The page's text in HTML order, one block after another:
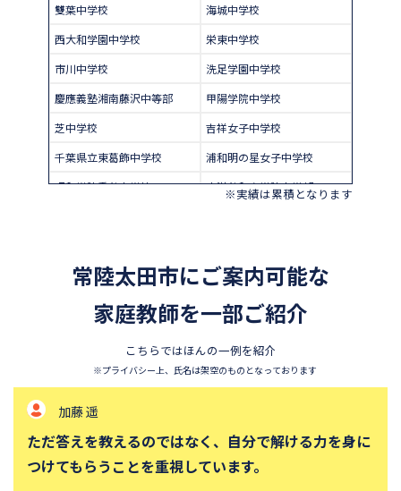
雙葉中学校
海城中学校
西大和学園中学校
栄東中学校
市川中学校
洗足学園中学校
慶應義塾湘南藤沢中等部
甲陽学院中学校
芝中学校
吉祥女子中学校
千葉県立東葛飾中学校
浦和明の星女子中学校
昭和学院秀英中学校
東洋英和女学院中学部
北嶺中学校
白百合学園中学校
サレジオ学院中学校
東邦大学付属東邦中学校
東京農業大学第一高等学校中
立教新座中学校
桐朋中学校
東京都市大学付属中学校
三田国際科学学園中学校
青山学院中等部
高輪中学校
※実績は累積となります
常陸太田市にご案内可能な
家庭教師を一部ご紹介
こちらではほんの一例を紹介
※プライバシー上、氏名は架空のものとなっております
加藤 遥
ただ答えを教えるのではなく、自分で解ける力を身に
つけてもらうことを重視しています。